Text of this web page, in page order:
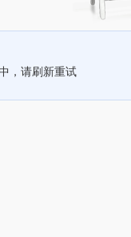
，请刷新重试